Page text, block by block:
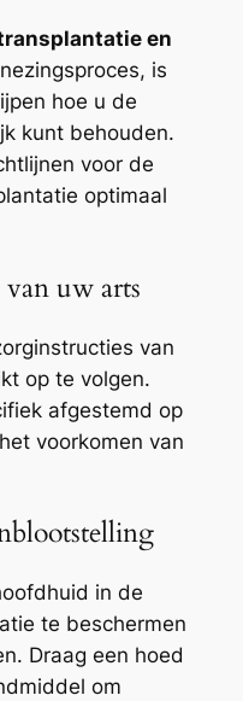
en
is
hoe u de
kunt behouden.
voor de
optimaal
uw arts
van
op te volgen.
afgestemd op
voorkomen van
in de
te beschermen
Draag een hoed
om